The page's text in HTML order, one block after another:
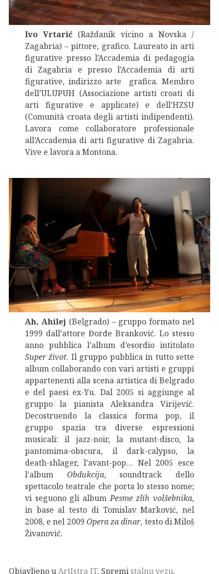
Ivo Vrtarić(Raždanik vicino a Novska /
Zagabria) – pittore, grafico. Laureato in arti
figurative presso l’Accademia di pedagogia
di Zagabria e presso l’Accademia di arti
figurative, indirizzo arte grafica. Membro
dell’ULUPUH (Associazione artisti croati di
arti figurative e applicate) e dell’HZSU
(Comunità croata degli artisti indipendenti).
Lavora come collaboratore professionale
all’Accademia di arti figurative di Zagabria.
Vive e lavora a Montona.
Ah, Ahilej (Belgrado) – gruppo formato nel
1999 dall’attore Đorđe Branković. Lo stesso
anno pubblica l’album d’esordio intitolato
Super život. Il gruppo pubblica in tutto sette
album collaborando con vari artisti e gruppi
appartenenti alla scena artistica di Belgrado
e del paesi ex-Yu. Dal 2005 si aggiunge al
gruppo la pianista Aleksandra Virijević.
Decostruendo la classica forma pop, il
gruppo spazia tra diverse espressioni
musicali: il jazz-noir, la mutant-disco, la
pantomima-obscura, il dark-calypso, la
death-shlager, l’avant-pop… Nel 2005 esce
l’album Obdukcija, soundtrack dello
spettacolo teatrale che porta lo stesso nome;
vi seguono gli albumPesme zlih volšebnika,
in base al testo di Tomislav Marković, nel
2008, e nel 2009 Opera za dinar, testo di Miloš
Živanović.
Objavljeno uArtIstra IT. Spremi stalnu vezu.